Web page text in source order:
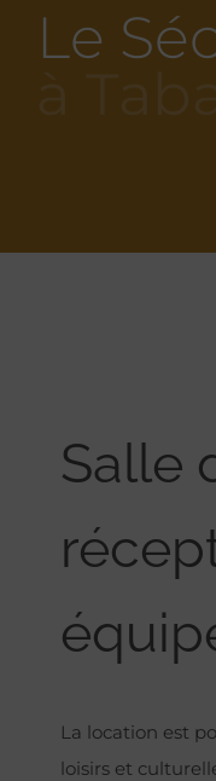
Le
Salle
La location est
loisirs et